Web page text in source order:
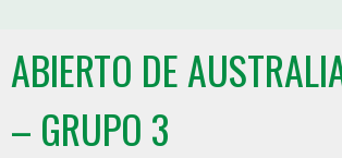
ABIERTO DE
– GRUPO 3